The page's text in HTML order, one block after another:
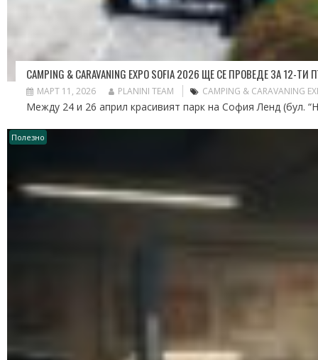
CAMPING & CARAVANING EXPO SOFIA 2026 ЩЕ СЕ ПРОВЕДЕ ЗА
МАРТ 11, 2026 PLANINI TEAM CAMPING & CARAVANING
Между 24 и 26 април красивият парк на София Ленд (бул.
Полезно